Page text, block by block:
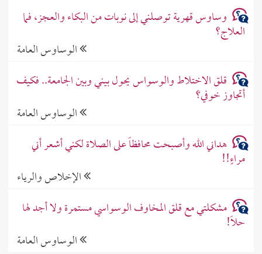
وساوس قهرية توصلني إلى نوبات من البكاء والعجز، فما
العلاج؟
الوساوس العامة
قلق الاختلاط والوسواس يحول بيني وبين الجامعة.. فكيف
أتجاوز خوفي؟
الوساوس العامة
هداني الله وأصبحت محافظاً على الصلاة لكني أشعر أني
مراءٍ!!
الإخلاص والرياء
مشكلتي مع قلق المخاوف الوسواسي مستمرة ولا أجد لها
حلاً!
الوساوس العامة